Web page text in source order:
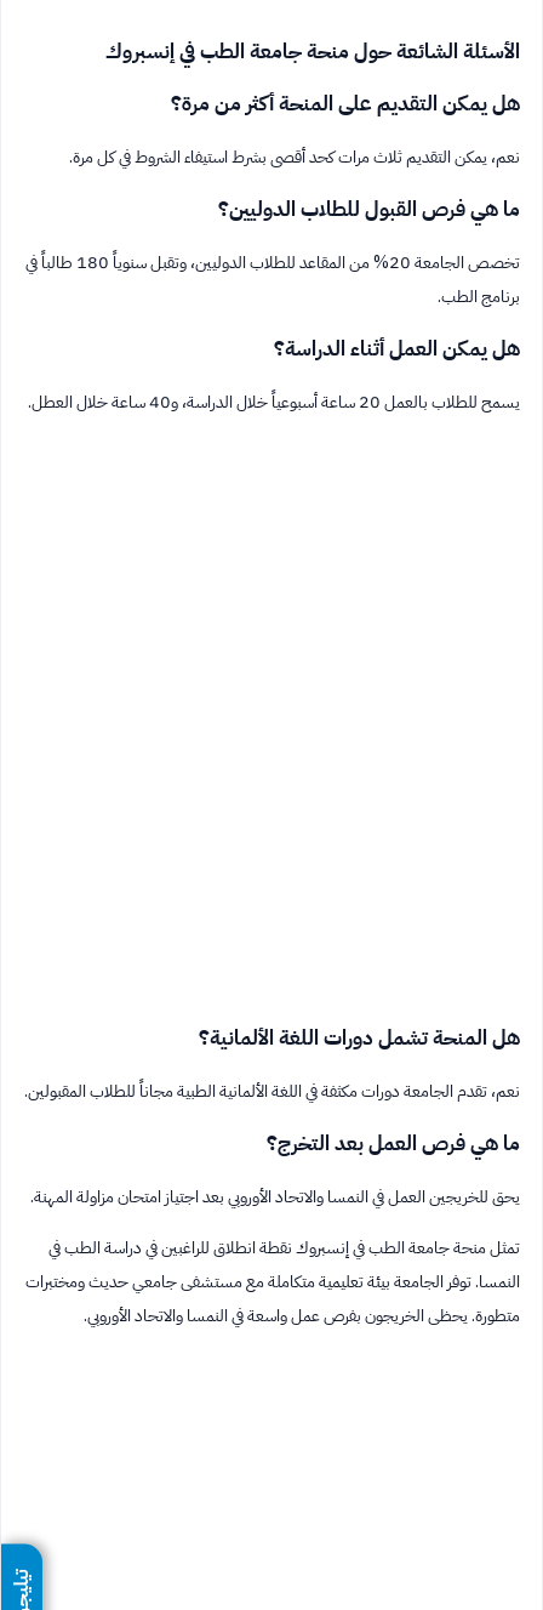
الأسئلة الشائعة حول منحة جامعة الطب في إنسبروك
هل يمكن التقديم على المنحة أكثر من مرة؟
نعم، يمكن التقديم ثلاث مرات كحد أقصى بشرط استيفاء الشروط في كل مرة.
ما هي فرص القبول للطلاب الدوليين؟
تخصص الجامعة 20% من المقاعد للطلاب الدوليين، وتقبل سنوياً 180 طالباً في
برنامج الطب.
هل يمكن العمل أثناء الدراسة؟
يسمح للطلاب بالعمل 20 ساعة أسبوعياً خلال الدراسة، و40 ساعة خلال العطل.
هل المنحة تشمل دورات اللغة الألمانية؟
نعم، تقدم الجامعة دورات مكثفة في اللغة الألمانية الطبية مجاناً للطلاب المقبولين.
ما هي فرص العمل بعد التخرج؟
يحق للخريجين العمل في النمسا والاتحاد الأوروبي بعد اجتياز امتحان مزاولة المهنة.
تمثل منحة جامعة الطب في إنسبروك نقطة انطلاق للراغبين في دراسة الطب في
النمسا. توفر الجامعة بيئة تعليمية متكاملة مع مستشفى جامعي حديث ومختبرات
متطورة. يحظى الخريجون بفرص عمل واسعة في النمسا والاتحاد الأوروبي.